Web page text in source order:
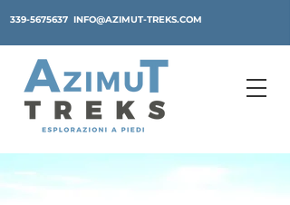
339-5675637 INFO@AZIMUT-TREKS.COM